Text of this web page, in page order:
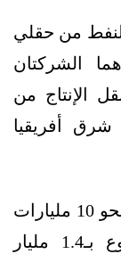
من حقلي
الشركتان
الإنتاج من
شرق أفريقيا
وتبلغ استثمارات المشروع بمراحله نحو 10 مليارات
دولار، ويقدَّر الإنتاج الأول للمشروع بـ1.4 مليار